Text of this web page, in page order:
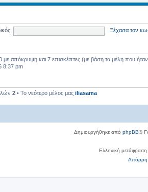
Ξέχασα τον
απόκρυψη και 7 επισκέπτες (με βάση τα μέλη που ήταν
8:37 pm
2 • Το νεότερο μέλος μας iliasama
Δημιουργήθηκε από phpBB®
Ελληνική